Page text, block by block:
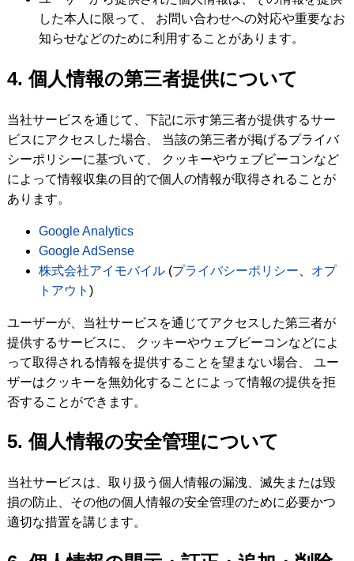
した本人に限って、 お問い合わせへの対応や重要なお
知らせなどのために利用することがあります。
4. 個人情報の第三者提供について
当社サービスを通じて、下記に示す第三者が提供するサー
ビスにアクセスした場合、 当該の第三者が掲げるプライバ
シーポリシーに基づいて、 クッキーやウェブビーコンなど
によって情報収集の目的で個人の情報が取得されることが
あります。
Google Analytics
Google AdSense
株式会社アイモバイル(プライバシーポリシー
オプ
トアウト )
ユーザーが、当社サービスを通じてアクセスした第三者が
提供するサービスに、 クッキーやウェブビーコンなどによ
って取得される情報を提供することを望まない場合、 ユー
ザーはクッキーを無効化することによって情報の提供を拒
否することができます。
5. 個人情報の安全管理について
当社サービスは、取り扱う個人情報の漏洩、滅失または毀
損の防止、その他の個人情報の安全管理のために必要かつ
適切な措置を講じます。